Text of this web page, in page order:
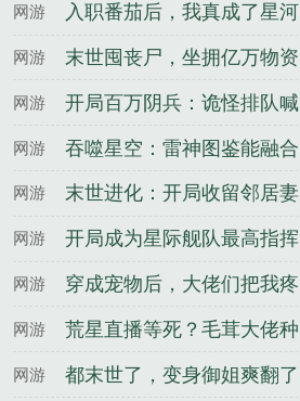
网游
入职番茄后，我真成了星河
大帝
网游 末世囤丧尸，坐拥亿万物资
网游
开局百万阴兵：诡怪排队喊
我爸爸
网游
吞噬星空：雷神图鉴能融合
万物
网游 末世进化：开局收留邻居妻
网游
开局成为星际舰队最高指挥
官
网游
穿成宠物后，大佬们把我疼
坏了
网游
荒星直播等死？毛茸大佬种
地养我
网游
都末世了，变身御姐爽翻了